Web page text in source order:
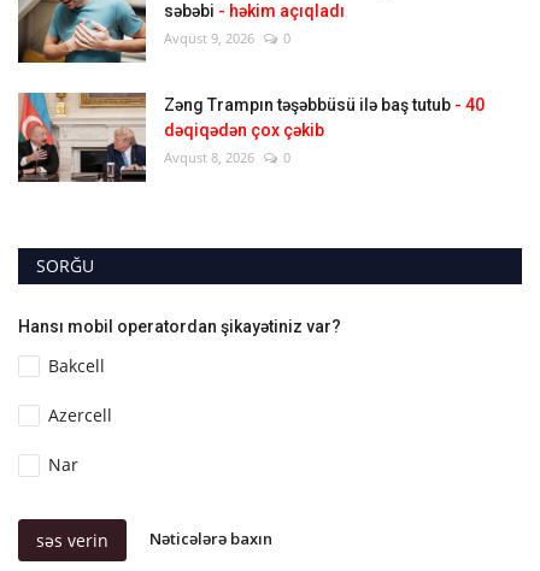
səbəbi - həkim açıqladı
Avqust 9, 2026 0
Zəng Trampın təşəbbüsü ilə baş tutub - 40
dəqiqədən çox çəkib
Avqust 8, 2026 0
SORĞU
Hansı mobil operatordan şikayətiniz var?
Bakcell
Azercell
Nar
səs verin Nəticələrə baxın